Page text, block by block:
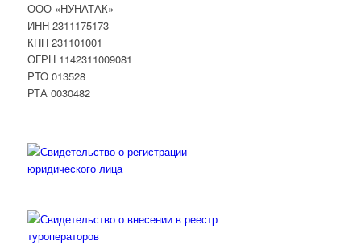
ООО «НУНАТАК»
ИНН 2311175173
КПП 231101001
ОГРН 1142311009081
PTO 013528
РТА 0030482